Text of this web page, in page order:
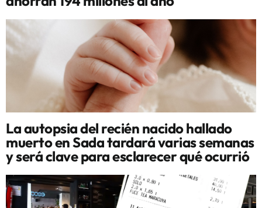
La autopsia del recién nacido hallado
muerto en Sada tardará varias semanas
y será clave para esclarecer qué ocurrió